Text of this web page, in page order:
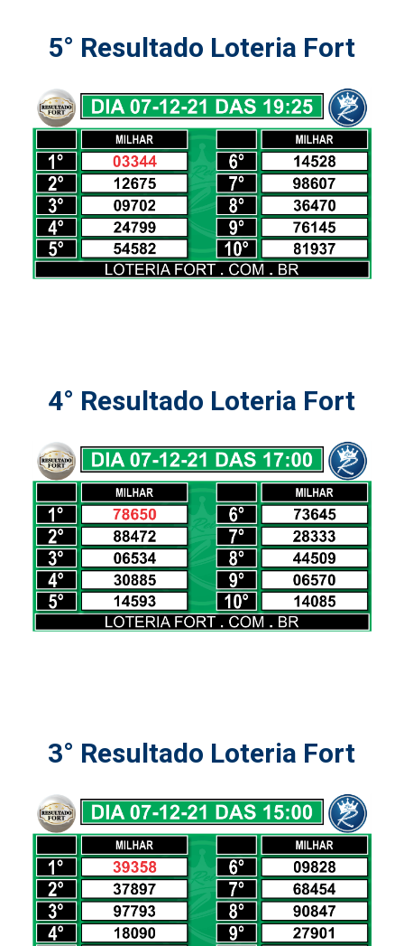
5° Resultado Loteria Fort
4° Resultado Loteria Fort
3° Resultado Loteria Fort